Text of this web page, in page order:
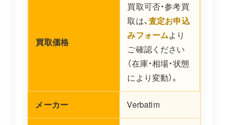
買取価格
買取可否・参考買
取は、査定お申込
みフォームより
ご確認ください
（在庫・相場・状態
により変動）。
メーカー Verbatim